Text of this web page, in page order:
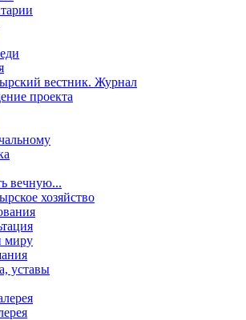
вестник. Журнал
проекта
вечную...
хозяйство
миру
уставы